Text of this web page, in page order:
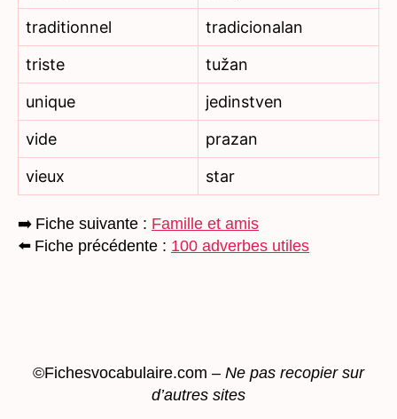
traditionnel
tradicionalan
triste
tužan
unique
jedinstven
vide
prazan
vieux
star
➡️ Fiche suivante : Famille et amis
⬅️ Fiche précédente : 100 adverbes utiles
©Fichesvocabulaire.com – Ne pas recopier sur
d’autres sites